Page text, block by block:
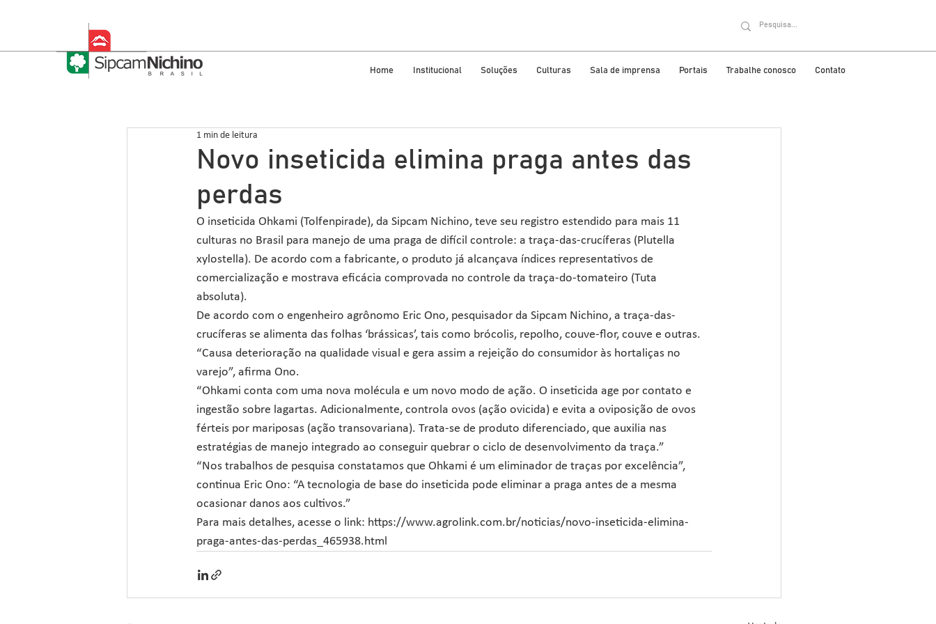
Home Institucional Soluções Culturas Sala de imprensa Portais Trabalhe conosco Contato
Novo inseticida elimina praga antes das
perdas
1 min de leitura
O inseticida Ohkami (Tolfenpirade), da Sipcam Nichino, teve seu registro estendido para mais 11
culturas no Brasil para manejo de uma praga de difícil controle: a traça-das-crucíferas (Plutella
xylostella). De acordo com a fabricante, o produto já alcançava índices representativos de
comercialização e mostrava eficácia comprovada no controle da traça-do-tomateiro (Tuta
absoluta).
De acordo com o engenheiro agrônomo Eric Ono, pesquisador da Sipcam Nichino, a traça-das-
crucíferas se alimenta das folhas ‘brássicas’, tais como brócolis, repolho, couve-flor, couve e outras.
“Causa deterioração na qualidade visual e gera assim a rejeição do consumidor às hortaliças no
varejo”, afirma Ono.
“Ohkami conta com uma nova molécula e um novo modo de ação. O inseticida age por contato e
ingestão sobre lagartas. Adicionalmente, controla ovos (ação ovicida) e evita a oviposição de ovos
férteis por mariposas (ação transovariana). Trata-se de produto diferenciado, que auxilia nas
estratégias de manejo integrado ao conseguir quebrar o ciclo de desenvolvimento da traça.”
“Nos trabalhos de pesquisa constatamos que Ohkami é um eliminador de traças por excelência”,
continua Eric Ono: “A tecnologia de base do inseticida pode eliminar a praga antes de a mesma
ocasionar danos aos cultivos.”
Para mais detalhes, acesse o link: https://www.agrolink.com.br/noticias/novo-inseticida-elimina-
praga-antes-das-perdas_465938.html